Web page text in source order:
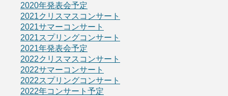
2020年発表会予定
2021クリスマスコンサート
2021サマーコンサート
2021スプリングコンサート
2021年発表会予定
2022クリスマスコンサート
2022サマーコンサート
2022スプリングコンサート
2022年コンサート予定